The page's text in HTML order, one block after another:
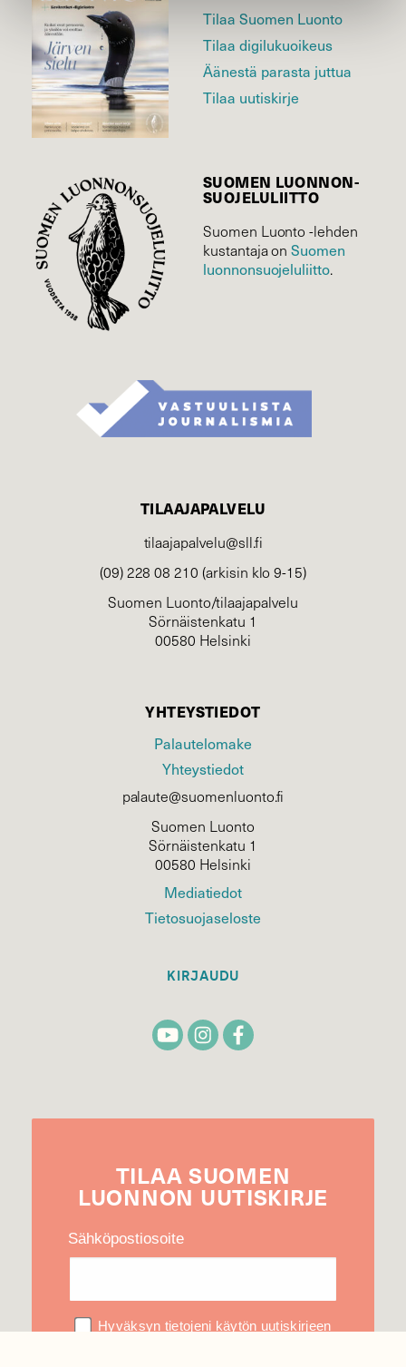
Tilaa Suomen Luonto
Tilaa digilukuoikeus
Äänestä parasta juttua
Tilaa uutiskirje
SUOMEN LUONNON­
SUOJELU­LIITTO
Suomen Luonto -lehden
kustantaja onSuomen
luonnonsuojelu­liitto.
TILAAJAPALVELU
tilaajapalvelu@sll.fi
(09) 228 08 210 (arkisin klo 9-15)
Suomen Luonto/tilaajapalvelu
Sörnäistenkatu 1
00580 Helsinki
YHTEYSTIEDOT
Palautelomake
Yhteystiedot
palaute@suomenluonto.fi
Suomen Luonto
Sörnäistenkatu 1
00580 Helsinki
Mediatiedot
Tietosuojaseloste
KIRJAUDU
TILAA SUOMEN
LUONNON UUTIS­KIRJE
Sähköpostiosoite
Hyväksyn tietojeni käytön uutiskirjeen